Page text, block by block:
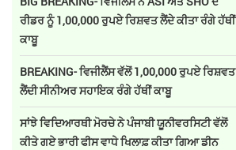
ਰੀਡਰ ਨੂੰ 1,00,000 ਰੁਪਏ ਰਿਸ਼ਵਤ ਲੈਂਦੇ ਕੀਤਾ ਰੰਗੇ ਹੱਥੀਂ
ਕਾਬੂ
BREAKING- ਵਿਜੀਲੈਂਸ ਵੱਲੋਂ 1,00,000 ਰੁਪਏ ਰਿਸ਼ਵਤ
ਲੈਂਦੀ ਸੀਨੀਅਰ ਸਹਾਇਕ ਰੰਗੇ ਹੱਥੀਂ ਕਾਬੂ
ਸਾਂਝੇ ਵਿਦਿਆਰਥੀ ਮੋਰਚੇ ਨੇ ਪੰਜਾਬੀ ਯੂਨੀਵਰਸਿਟੀ ਵੱਲੋਂ
ਕੀਤੇ ਗਏ ਭਾਰੀ ਫੀਸ ਵਾਧੇ ਖਿਲਾਫ਼ ਕੀਤਾ ਗਿਆ ਡੀਨ